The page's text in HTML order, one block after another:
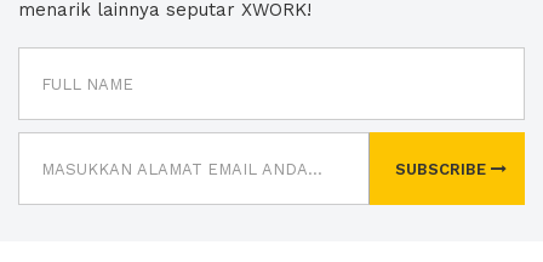
menarik lainnya seputar XWORK!
SUBSCRIBE